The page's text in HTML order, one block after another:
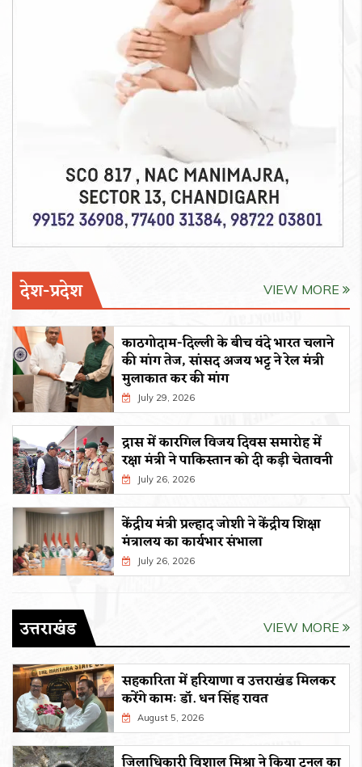
देश-प्रदेश VIEW MORE
काठगोदाम-दिल्ली के बीच वंदे भारत चलाने
की मांग तेज, सांसद अजय भट्ट ने रेल मंत्री
मुलाकात कर की मांग
July 29, 2026
द्रास में कारगिल विजय दिवस समारोह में
रक्षा मंत्री ने पाकिस्तान को दी कड़ी चेतावनी
July 26, 2026
केंद्रीय मंत्री प्रल्हाद जोशी ने केंद्रीय शिक्षा
मंत्रालय का कार्यभार संभाला
July 26, 2026
उत्तराखंड VIEW MORE
सहकारिता में हरियाणा व उत्तराखंड मिलकर
करेंगे कामः डाॅ. धन सिंह रावत
August 5, 2026